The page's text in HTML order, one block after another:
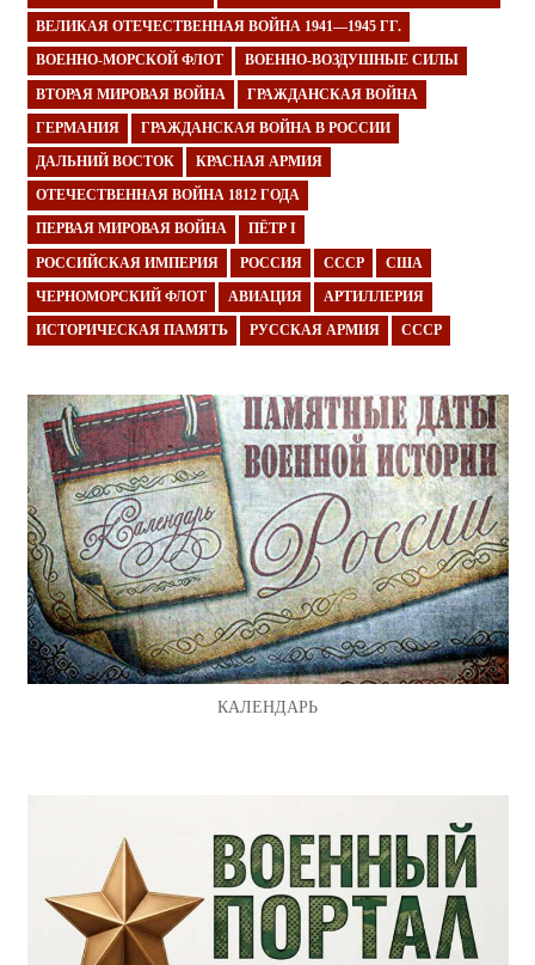
ВЕЛИКАЯ ОТЕЧЕСТВЕННАЯ ВОЙНА 1941—1945 ГГ.
ВОЕННО-МОРСКОЙ ФЛОТ ВОЕННО-ВОЗДУШНЫЕ СИЛЫ
ВТОРАЯ МИРОВАЯ ВОЙНА ГРАЖДАНСКАЯ ВОЙНА
ГЕРМАНИЯ ГРАЖДАНСКАЯ ВОЙНА В РОССИИ
ДАЛЬНИЙ ВОСТОК КРАСНАЯ АРМИЯ
ОТЕЧЕСТВЕННАЯ ВОЙНА 1812 ГОДА
ПЕРВАЯ МИРОВАЯ ВОЙНА ПЁТР I
РОССИЙСКАЯ ИМПЕРИЯ РОССИЯ СССР США
ЧЕРНОМОРСКИЙ ФЛОТ АВИАЦИЯ АРТИЛЛЕРИЯ
ИСТОРИЧЕСКАЯ ПАМЯТЬ РУССКАЯ АРМИЯ СССР
КАЛЕНДАРЬ